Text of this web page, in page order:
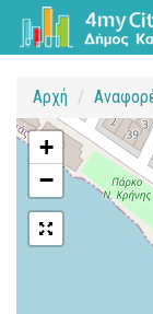
Αρχή
+
−